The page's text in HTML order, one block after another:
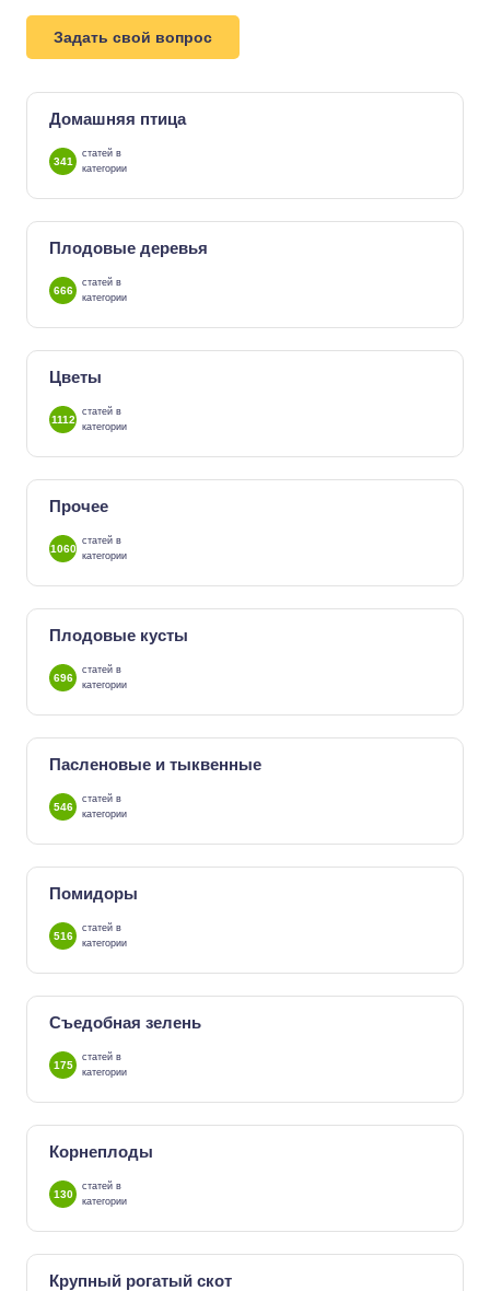
Задать свой вопрос
Домашняя птица
341
статей в
категории
Плодовые деревья
666
статей в
категории
Цветы
1112
статей в
категории
Прочее
1060
статей в
категории
Плодовые кусты
696
статей в
категории
Пасленовые и тыквенные
546
статей в
категории
Помидоры
516
статей в
категории
Съедобная зелень
175
статей в
категории
Корнеплоды
130
статей в
категории
Крупный рогатый скот